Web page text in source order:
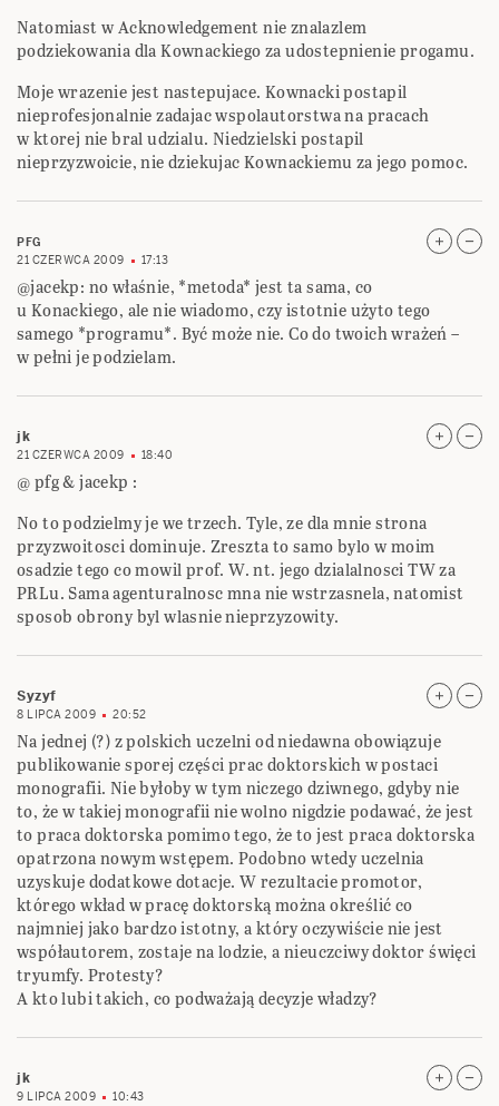
Natomiast w Acknowledgement nie znalazlem
podziekowania dla Kownackiego za udostepnienie progamu.
Moje wrazenie jest nastepujace. Kownacki postapil
nieprofesjonalnie zadajac wspolautorstwa na pracach
w ktorej nie bral udzialu. Niedzielski postapil
nieprzyzwoicie, nie dziekujac Kownackiemu za jego pomoc.
PFG
21 CZERWCA 2009
17:13
@jacekp: no właśnie, *metoda* jest ta sama, co
u Konackiego, ale nie wiadomo, czy istotnie użyto tego
samego *programu*. Być może nie. Co do twoich wrażeń –
w pełni je podzielam.
jk
21 CZERWCA 2009 18:40
@ pfg & jacekp :
No to podzielmy je we trzech. Tyle, ze dla mnie strona
przyzwoitosci dominuje. Zreszta to samo bylo w moim
osadzie tego co mowil prof. W. nt. jego dzialalnosci TW za
PRLu. Sama agenturalnosc mna nie wstrzasnela, natomist
sposob obrony byl wlasnie nieprzyzowity.
Syzyf
8 LIPCA 2009 20:52
Na jednej (?) z polskich uczelni od niedawna obowiązuje
publikowanie sporej części prac doktorskich w postaci
monografii. Nie byłoby w tym niczego dziwnego, gdyby nie
to, że w takiej monografii nie wolno nigdzie podawać, że jest
to praca doktorska pomimo tego, że to jest praca doktorska
opatrzona nowym wstępem. Podobno wtedy uczelnia
uzyskuje dodatkowe dotacje. W rezultacie promotor,
którego wkład w pracę doktorską można określić co
najmniej jako bardzo istotny, a który oczywiście nie jest
współautorem, zostaje na lodzie, a nieuczciwy doktor święci
tryumfy. Protesty?
A kto lubi takich, co podważają decyzje władzy?
jk
9 LIPCA 2009 10:43